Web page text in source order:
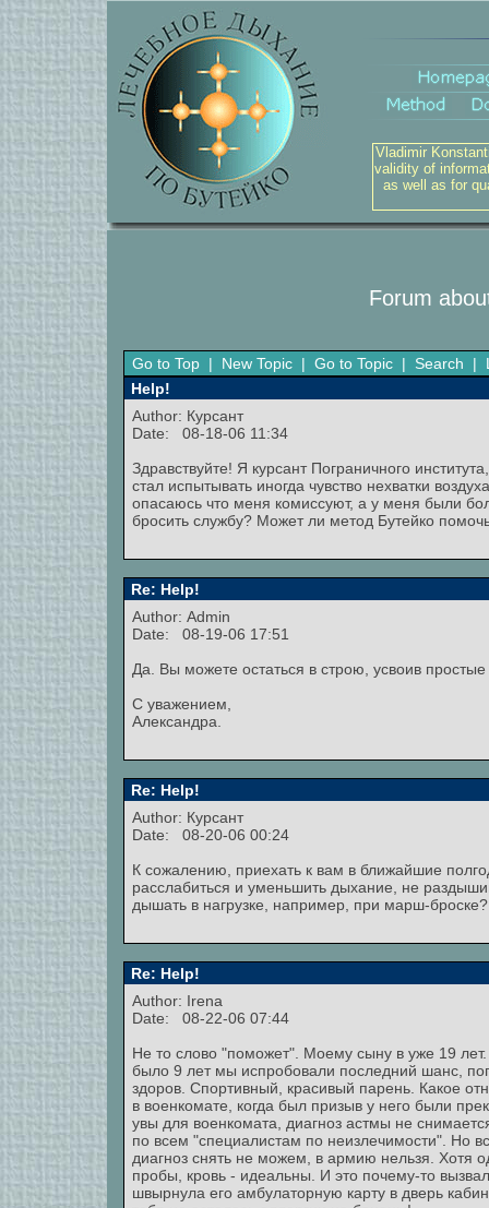
Vladimir
validity of
as well as for
Forum
Go to Top | New Topic | Go to Topic | Search |
Help!
Author: Курсант
Date: 08-18-06 11:34
Здравствуйте! Я курсант Пограничного
стал испытывать иногда чувство нехватки
опасаюсь что меня комиссуют, а у меня были
бросить службу? Может ли метод Бутейко
Re: Help!
Author: Admin
Date: 08-19-06 17:51
Да. Вы можете остаться в строю, усвоив
С уважением,
Александра.
Re: Help!
Author: Курсант
Date: 08-20-06 00:24
К сожалению, приехать к вам в ближайшие
расслабиться и уменьшить дыхание, не
дышать в нагрузке, например, при марш-
Re: Help!
Author: Irena
Date: 08-22-06 07:44
Не то слово "поможет". Моему сыну в уже 19
было 9 лет мы испробовали последний шанс,
здоров. Спортивный, красивый парень. Какое
в военкомате, когда был призыв у него были
увы для военкомата, диагноз астмы не
по всем "специалистам по неизлечимости". Но
диагноз снять не можем, в армию нельзя. Хотя
пробы, кровь - идеальны. И это почему-то
швырнула его амбулаторную карту в дверь